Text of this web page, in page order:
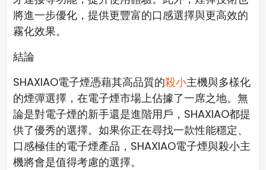
將進一步優化，提供更豐富的口感選擇與更高效的
霧化效果。
結論
SHAXIAO電子煙憑藉其高品質的殺小主機與多樣化
的煙彈選擇，在電子煙市場上佔據了一席之地。無
論是對電子煙的新手還是進階用戶，SHAXIAO都提
供了優秀的選擇。如果你正在尋找一款性能穩定、
口感極佳的電子煙產品，SHAXIAO電子煙與殺小主
機將會是值得考慮的選擇。